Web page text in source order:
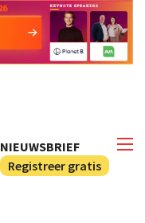
NIEUWSBRIEF
Registreer gratis